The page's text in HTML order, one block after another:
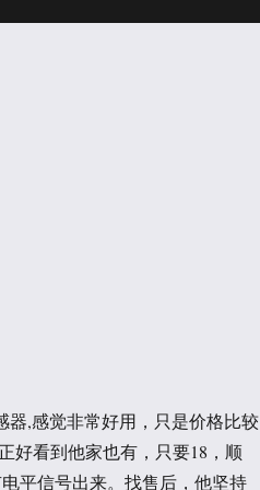
器,感觉非常好用，只是价格比较
好看到他家也有，只要18，顺
平信号出来。找售后，他坚持